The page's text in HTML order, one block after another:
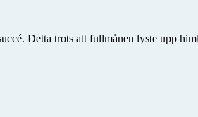
Detta trots att fullmånen lyste upp